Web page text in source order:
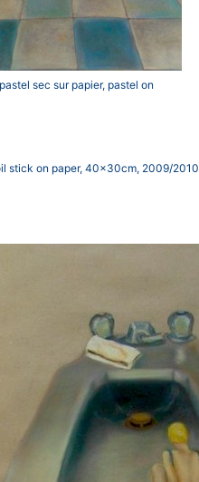
sec sur papier, pastel on
stick on paper, 40x30cm, 2009/2010